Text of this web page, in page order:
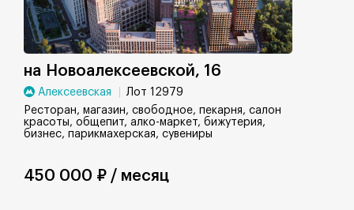
на Новоалексеевской, 16
Алексеевская
Лот 12979
Ресторан, магазин, свободное, пекарня, салон
красоты, общепит, алко-маркет, бижутерия,
бизнес, парикмахерская, сувениры
450 000 ₽ / месяц